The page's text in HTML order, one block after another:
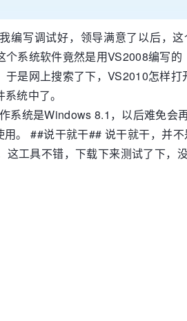
写调试好，领导满意了以后，
系统软件竟然是用VS2008编写
是网上搜索了下，VS2010怎样
统中了。
统是Windows 8.1，以后难免会
。 ##说干就干## 说干就干，并
工具不错，下载下来测试了下，